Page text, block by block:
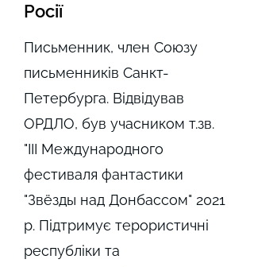
Росії
Письменник, член Союзу
письменників Санкт-
Петербурга. Відвідував
ОРДЛО, був учасником т.зв.
"III Международного
фестиваля фантастики
"Звёзды над Донбассом" 2021
р. Підтримує терористичні
республіки та